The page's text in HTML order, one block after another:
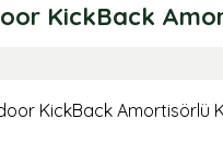
KickBack